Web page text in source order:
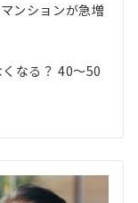
ンションが急増
なる？ 40〜50